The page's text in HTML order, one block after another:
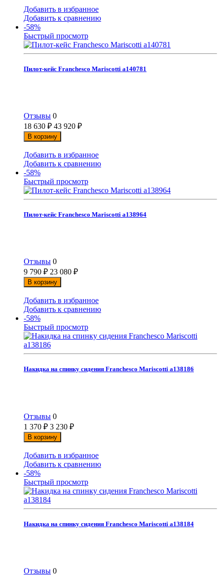
Добавить в избранное
Добавить к сравнению
-58%
Быстрый просмотр
Пилот-кейс Franchesco Mariscotti а140781
Отзывы 0
18 630 ₽ 43 920 ₽
В корзину
Добавить в избранное
Добавить к сравнению
-58%
Быстрый просмотр
Пилот-кейс Franchesco Mariscotti а138964
Отзывы 0
9 790 ₽ 23 080 ₽
В корзину
Добавить в избранное
Добавить к сравнению
-58%
Быстрый просмотр
Накидка на спинку сидения Franchesco Mariscotti а138186
Отзывы 0
1 370 ₽ 3 230 ₽
В корзину
Добавить в избранное
Добавить к сравнению
-58%
Быстрый просмотр
Накидка на спинку сидения Franchesco Mariscotti а138184
Отзывы 0